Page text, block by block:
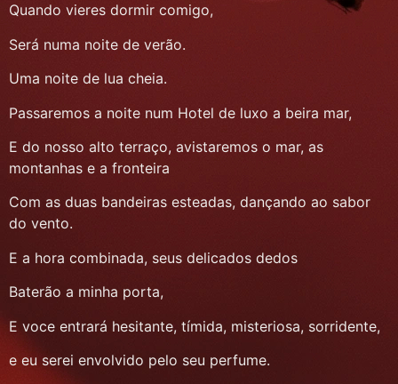
Quando vieres dormir comigo,
Será numa noite de verão.
Uma noite de lua cheia.
Passaremos a noite num Hotel de luxo a beira mar,
E do nosso alto terraço, avistaremos o mar, as
montanhas e a fronteira
Com as duas bandeiras esteadas, dançando ao sabor
do vento.
E a hora combinada, seus delicados dedos
Baterão a minha porta,
E voce entrará hesitante, tímida, misteriosa, sorridente,
e eu serei envolvido pelo seu perfume.